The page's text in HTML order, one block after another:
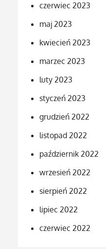
czerwiec 2023
maj 2023
kwiecień 2023
marzec 2023
luty 2023
styczeń 2023
grudzień 2022
listopad 2022
październik 2022
wrzesień 2022
sierpień 2022
lipiec 2022
czerwiec 2022